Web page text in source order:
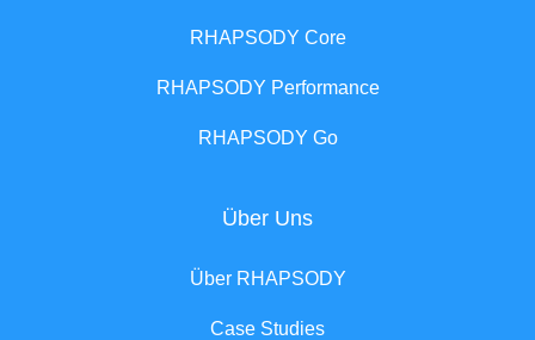
RHAPSODY Core
RHAPSODY Performance
RHAPSODY Go
Über Uns
Über RHAPSODY
Case Studies